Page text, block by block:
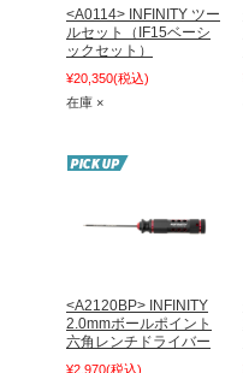
<A0114> INFINITY ツー
ルセット（IF15ベーシ
ックセット）
¥20,350(税込)
在庫 ×
<A2120BP> INFINITY
2.0mmボールポイント
六角レンチドライバー
¥2,970(税込)